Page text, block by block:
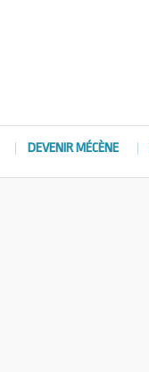
DEVENIR MÉCÈNE